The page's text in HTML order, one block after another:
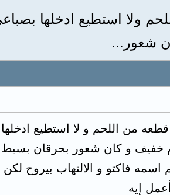
من اللحم ولا استطيع
شعور...
نزلت ليل قطعه من اللحم و لا
خفيف و كان شعور بحرقان
اسمه فاكتو و الالتهاب بيروح
إيه